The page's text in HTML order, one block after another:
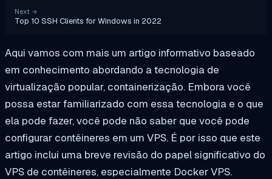
Next →
Top 10 SSH Clients for Windows in 2022
Aqui vamos com mais um artigo informativo baseado
em conhecimento abordando a tecnologia de
virtualização popular, containerização. Embora você
possa estar familiarizado com essa tecnologia e o que
ela pode fazer, você pode não saber que você pode
configurar contêineres em um VPS. É por isso que este
artigo inclui uma breve revisão do papel significativo do
VPS de contêineres, especialmente Docker VPS.